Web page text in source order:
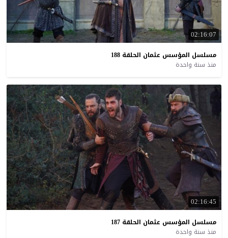
02:16:07
مسلسل المؤسس عثمان الحلقة 188
منذ سنة واحدة
02:16:45
مسلسل المؤسس عثمان الحلقة 187
منذ سنة واحدة